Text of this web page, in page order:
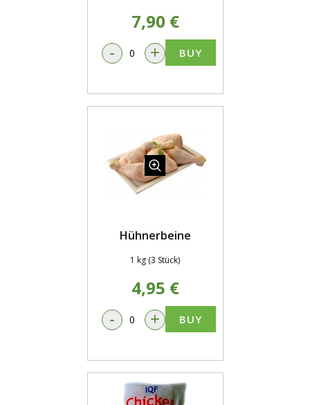
7,90 €
- + BUY
Hühnerbeine
1 kg (3 Stück)
4,95 €
- + BUY